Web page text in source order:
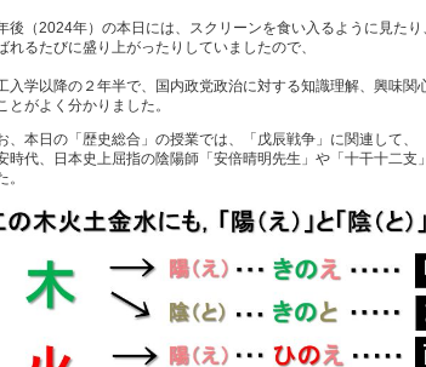
後（2024年）の本日には、スクリーンを食い入るように見た
れるたびに盛り上がったりしていましたので、
入学以降の２年半で、国内政党政治に対する知識理解、興味関
とがよく分かりました。
、本日の「歴史総合」の授業では、「戊辰戦争」に関連して、
時代、日本史上屈指の陰陽師「安倍晴明先生」や「十干十二支
。